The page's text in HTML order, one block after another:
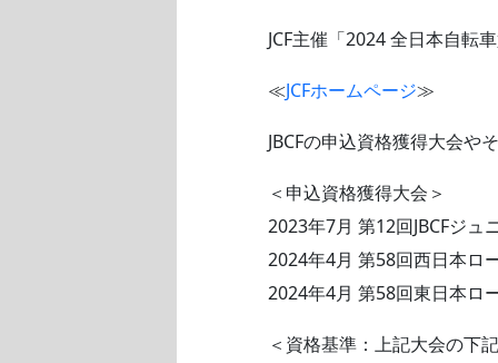
JCF主催「2024 全日本自転
≪JCFホームページ≫
JBCFの申込資格獲得大会や
＜申込資格獲得大会＞
2023年7月 第12回JBCFジ
2024年4月 第58回西日本ロ
2024年4月 第58回東日本ロ
＜資格基準：上記大会の下